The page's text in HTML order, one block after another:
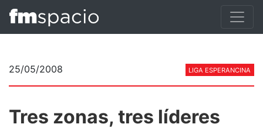
25/05/2008 LIGA ESPERANCINA
Tres zonas, tres líderes